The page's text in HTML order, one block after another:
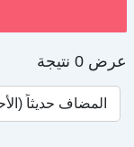
عرض 0 نتيجة